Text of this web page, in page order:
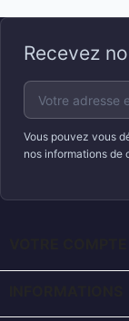
Recevez
Vous pouvez vous
nos informations de